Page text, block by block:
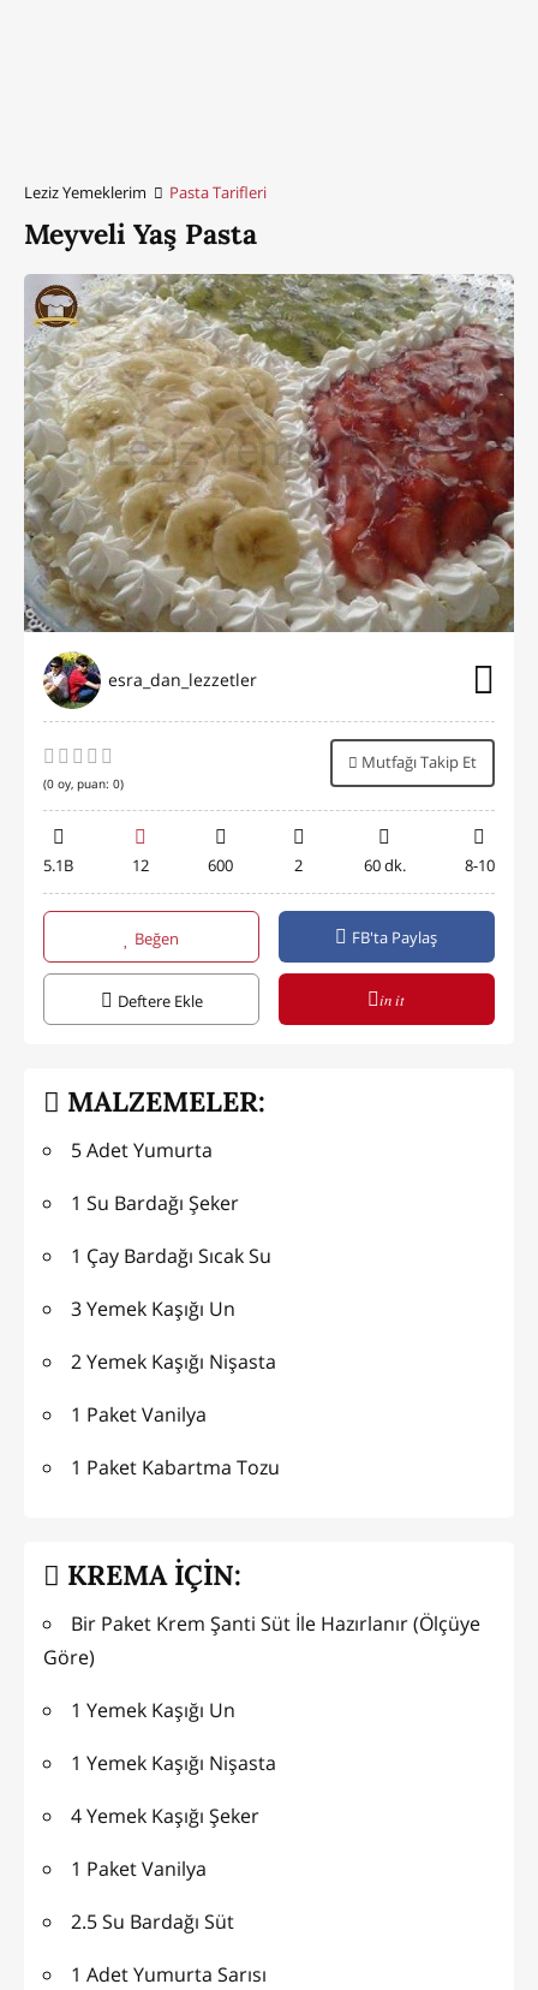
Leziz Yemeklerim Pasta Tarifleri
Meyveli Yaş Pasta
esra_dan_lezzetler
(0 oy, puan: 0)
Mutfağı Takip Et
5.1B 12 600 2 60 dk. 8-10
Beğen FB'ta Paylaş
Deftere Ekle in it
MALZEMELER:
5 Adet Yumurta
1 Su Bardağı Şeker
1 Çay Bardağı Sıcak Su
3 Yemek Kaşığı Un
2 Yemek Kaşığı Nişasta
1 Paket Vanilya
1 Paket Kabartma Tozu
KREMA İÇİN:
Bir Paket Krem Şanti Süt İle Hazırlanır (Ölçüye
Göre)
1 Yemek Kaşığı Un
1 Yemek Kaşığı Nişasta
4 Yemek Kaşığı Şeker
1 Paket Vanilya
2.5 Su Bardağı Süt
1 Adet Yumurta Sarısı